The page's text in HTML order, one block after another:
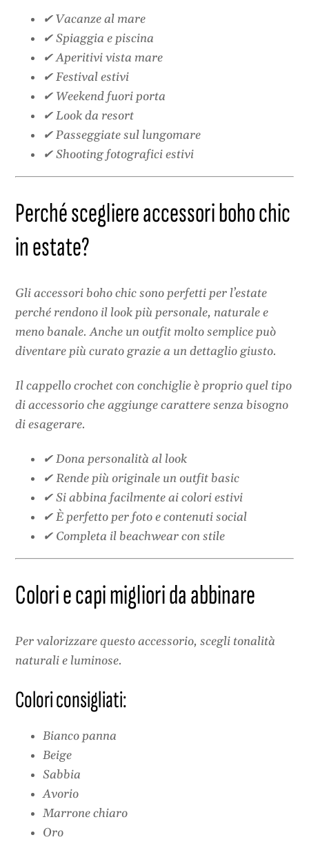
✔ Vacanze al mare
✔ Spiaggia e piscina
✔ Aperitivi vista mare
✔ Festival estivi
✔ Weekend fuori porta
✔ Look da resort
✔ Passeggiate sul lungomare
✔ Shooting fotografici estivi
Perché scegliere accessori boho chic
in estate?
Gli accessori boho chic sono perfetti per l’estate
perché rendono il look più personale, naturale e
meno banale. Anche un outfit molto semplice può
diventare più curato grazie a un dettaglio giusto.
Il cappello crochet con conchiglie è proprio quel tipo
di accessorio che aggiunge carattere senza bisogno
di esagerare.
✔ Dona personalità al look
✔ Rende più originale un outfit basic
✔ Si abbina facilmente ai colori estivi
✔ È perfetto per foto e contenuti social
✔ Completa il beachwear con stile
Colori e capi migliori da abbinare
Per valorizzare questo accessorio, scegli tonalità
naturali e luminose.
Colori consigliati:
Bianco panna
Beige
Sabbia
Avorio
Marrone chiaro
Oro